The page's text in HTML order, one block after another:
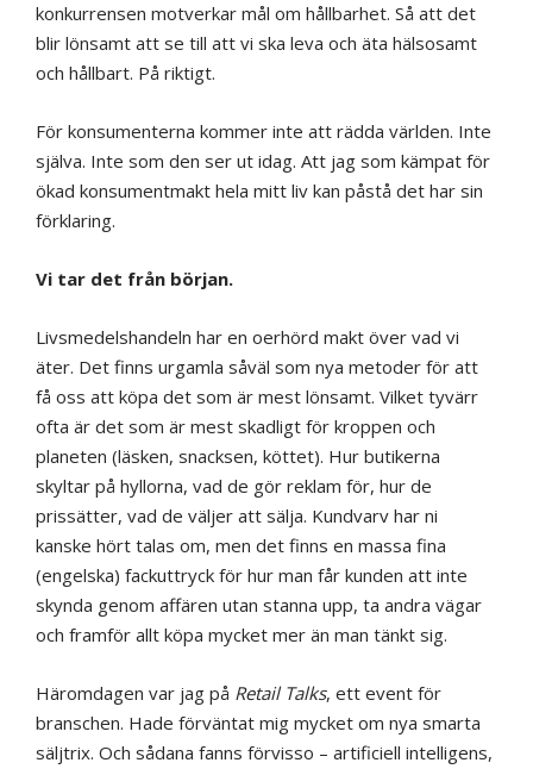
konkurrensen motverkar mål om hållbarhet. Så att det
blir lönsamt att se till att vi ska leva och äta hälsosamt
och hållbart. På riktigt.
För konsumenterna kommer inte att rädda världen. Inte
själva. Inte som den ser ut idag. Att jag som kämpat för
ökad konsumentmakt hela mitt liv kan påstå det har sin
förklaring.
Vi tar det från början.
Livsmedelshandeln har en oerhörd makt över vad vi
äter. Det finns urgamla såväl som nya metoder för att
få oss att köpa det som är mest lönsamt. Vilket tyvärr
ofta är det som är mest skadligt för kroppen och
planeten (läsken, snacksen, köttet). Hur butikerna
skyltar på hyllorna, vad de gör reklam för, hur de
prissätter, vad de väljer att sälja. Kundvarv har ni
kanske hört talas om, men det finns en massa fina
(engelska) fackuttryck för hur man får kunden att inte
skynda genom affären utan stanna upp, ta andra vägar
och framför allt köpa mycket mer än man tänkt sig.
Häromdagen var jag på Retail Talks, ett event för
branschen. Hade förväntat mig mycket om nya smarta
säljtrix. Och sådana fanns förvisso – artificiell intelligens,